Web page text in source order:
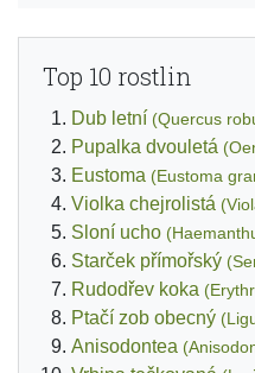
Top 10 rostlin
Dub letní (Quercus
Pupalka dvouletá
Eustoma (Eustoma
Violka chejrolistá
Sloní ucho
Starček přímořský
Rudodřev koka
Ptačí zob obecný
Anisodontea